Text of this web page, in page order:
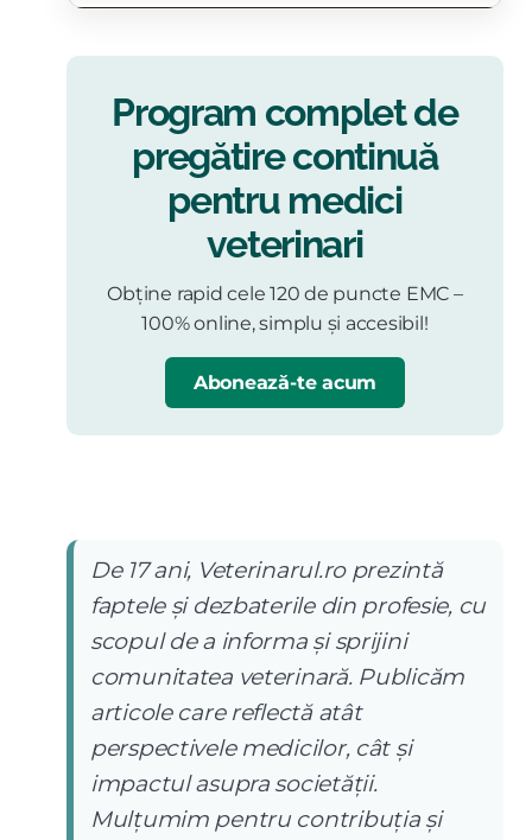
Program complet de
pregătire continuă
pentru medici
veterinari
Obține rapid cele 120 de puncte EMC –
100% online, simplu și accesibil!
Abonează-te acum
De 17 ani, Veterinarul.ro prezintă
faptele și dezbaterile din profesie, cu
scopul de a informa și sprijini
comunitatea veterinară. Publicăm
articole care reflectă atât
perspectivele medicilor, cât și
impactul asupra societății.
Mulțumim pentru contribuția și